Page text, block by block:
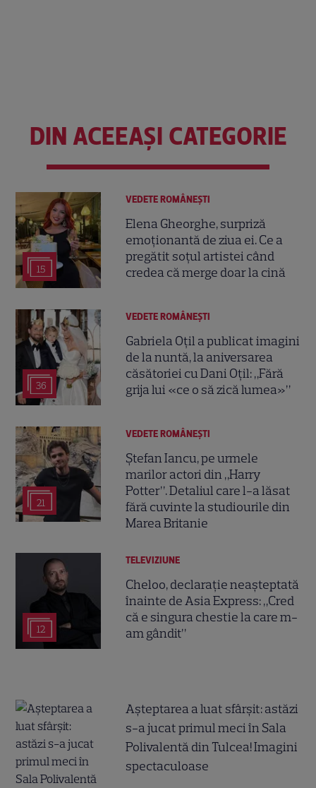
DIN ACEEAȘI CATEGORIE
15
VEDETE ROMÂNEŞTI
Elena Gheorghe, surpriză
emoționantă de ziua ei. Ce a
pregătit soțul artistei când
credea că merge doar la cină
36
VEDETE ROMÂNEŞTI
Gabriela Oțil a publicat imagini
de la nuntă, la aniversarea
căsătoriei cu Dani Oțil: „Fără
grija lui «ce o să zică lumea»”
21
VEDETE ROMÂNEŞTI
Ștefan Iancu, pe urmele
marilor actori din „Harry
Potter”. Detaliul care l-a lăsat
fără cuvinte la studiourile din
Marea Britanie
12
TELEVIZIUNE
Cheloo, declarație neașteptată
înainte de Asia Express: „Cred
că e singura chestie la care m-
am gândit”
Așteptarea a luat sfârșit: astăzi
s-a jucat primul meci în Sala
Polivalentă din Tulcea! Imagini
spectaculoase